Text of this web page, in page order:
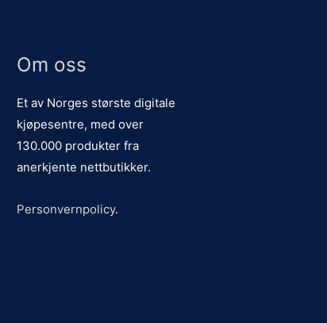
Om oss
Et av Norges største digitale
kjøpesentre, med over
130.000 produkter fra
anerkjente nettbutikker.
Personvernpolicy.